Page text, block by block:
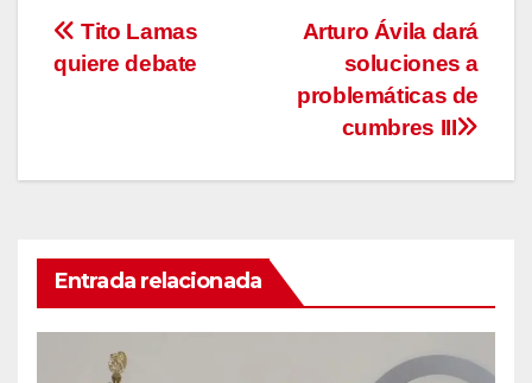
Navegación
de
Arturo Ávila dará
soluciones a
problemáticas de
cumbres III
Tito Lamas
quiere debate
Entrada relacionada